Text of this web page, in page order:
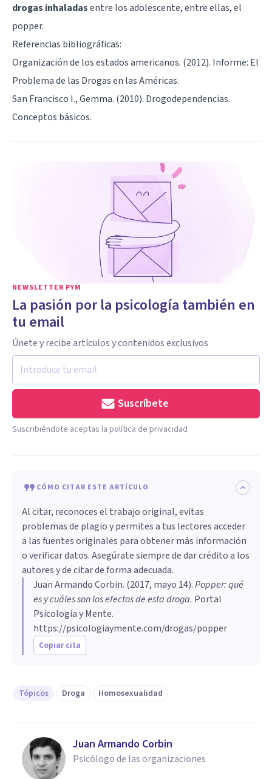
drogas inhaladasentre los adolescente, entre ellas, el
popper.
Referencias bibliográficas:
Organización de los estados americanos. (2012). Informe: El
Problema de las Drogas en las Américas.
San Francisco I., Gemma. (2010). Drogodependencias.
Conceptos básicos.
NEWSLETTER PYM
La pasión por la psicología también en
tu email
Únete y recibe artículos y contenidos exclusivos
Suscríbete
Suscribiéndote aceptas la política de privacidad
CÓMO CITAR ESTE ARTÍCULO
Al citar, reconoces el trabajo original, evitas
problemas de plagio y permites a tus lectores acceder
a las fuentes originales para obtener más información
o verificar datos. Asegúrate siempre de dar crédito a los
autores y de citar de forma adecuada.
Juan Armando Corbin. (2017, mayo 14).Popper: qué
es y cuáles son los efectos de esta droga. Portal
Psicología y Mente.
https://psicologiaymente.com/drogas/popper
Copiar cita
Tópicos Droga Homosexualidad
Juan Armando Corbin
Psicólogo de las organizaciones